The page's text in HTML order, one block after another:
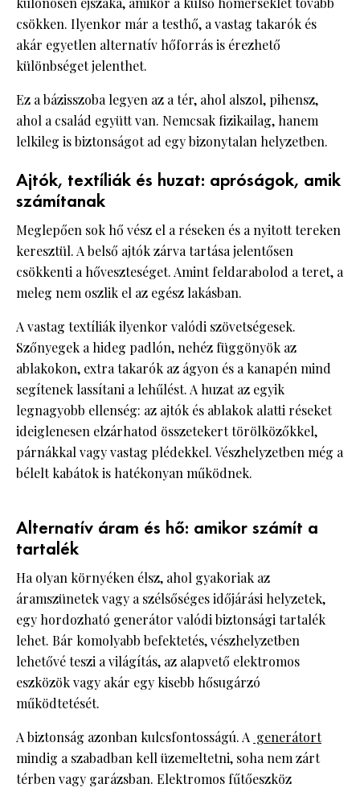
csökken. Ilyenkor már a testhő, a vastag takarók és
akár egyetlen alternatív hőforrás is érezhető
különbséget jelenthet.
Ez a bázisszoba legyen az a tér, ahol alszol, pihensz,
ahol a család együtt van. Nemcsak fizikailag, hanem
lelkileg is biztonságot ad egy bizonytalan helyzetben.
Ajtók, textíliák és huzat: apróságok, amik
számítanak
Meglepően sok hő vész el a réseken és a nyitott tereken
keresztül. A belső ajtók zárva tartása jelentősen
csökkenti a hőveszteséget. Amint feldarabolod a teret, a
meleg nem oszlik el az egész lakásban.
A vastag textíliák ilyenkor valódi szövetségesek.
Szőnyegek a hideg padlón, nehéz függönyök az
ablakokon, extra takarók az ágyon és a kanapén mind
segítenek lassítani a lehűlést. A huzat az egyik
legnagyobb ellenség: az ajtók és ablakok alatti réseket
ideiglenesen elzárhatod összetekert törölközőkkel,
párnákkal vagy vastag plédekkel. Vészhelyzetben még a
bélelt kabátok is hatékonyan működnek.
Alternatív áram és hő: amikor számít a
tartalék
Ha olyan környéken élsz, ahol gyakoriak az
áramszünetek vagy a szélsőséges időjárási helyzetek,
egy hordozható generátor valódi biztonsági tartalék
lehet. Bár komolyabb befektetés, vészhelyzetben
lehetővé teszi a világítás, az alapvető elektromos
eszközök vagy akár egy kisebb hősugárzó
működtetését.
A biztonság azonban kulcsfontosságú. A generátort
mindig a szabadban kell üzemeltetni, soha nem zárt
térben vagy garázsban. Elektromos fűtőeszköz